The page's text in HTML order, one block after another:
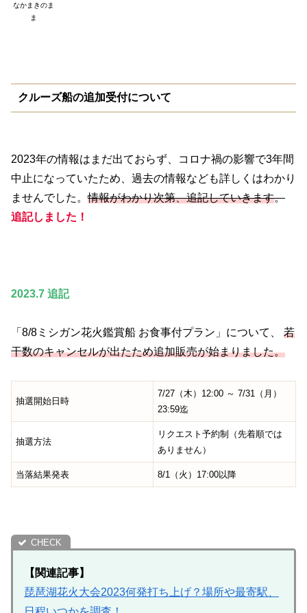
なかまきのま
ま
クルーズ船の追加受付について
2023年の情報はまだ出ておらず、コロナ禍の影響で3年間
中止になっていたため、過去の情報なども詳しくはわかり
ませんでした。情報がわかり次第、追記していきます。
追記しました！
2023.7 追記
「8/8ミシガン花火鑑賞船 お食事付プラン」について、 若
干数のキャンセルが出たため追加販売が始まりました。
抽選開始日時
7/27（木）12:00 ～ 7/31（月）
23:59迄
抽選方法
リクエスト予約制（先着順では
ありません）
当落結果発表 8/1（火）17:00以降
【関連記事】
琵琶湖花火大会2023何発打ち上げ？場所や最寄駅、